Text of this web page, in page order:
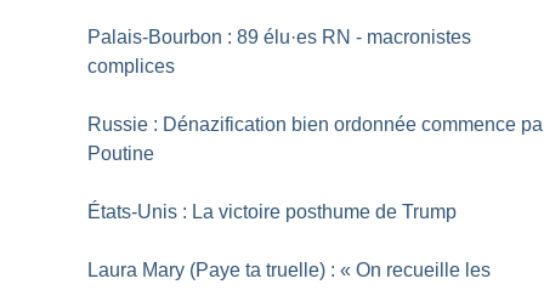
Palais-Bourbon : 89 élu·es RN - macronistes
complices
Russie : Dénazification bien ordonnée commence
Poutine
États-Unis : La victoire posthume de Trump
Laura Mary (Paye ta truelle) : « On recueille les